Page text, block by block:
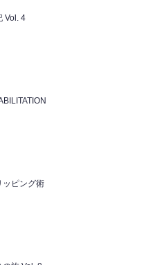
Vol. 4
ッピング術